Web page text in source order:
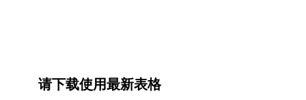
请下载使用最新表格